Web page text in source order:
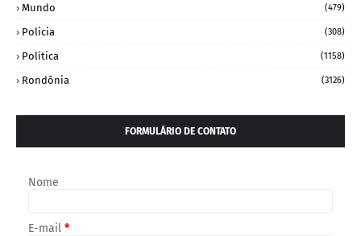
Mundo (479)
Policia (308)
Política (1158)
Rondônia (3126)
FORMULÁRIO DE CONTATO
Nome
E-mail *